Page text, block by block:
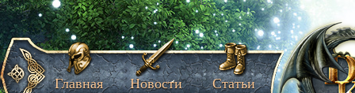
Главная Новости Статьи